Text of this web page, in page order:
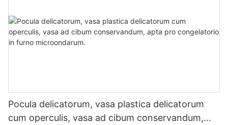
Pocula delicatorum, vasa plastica delicatorum
cum operculis, vasa ad cibum conservandum,